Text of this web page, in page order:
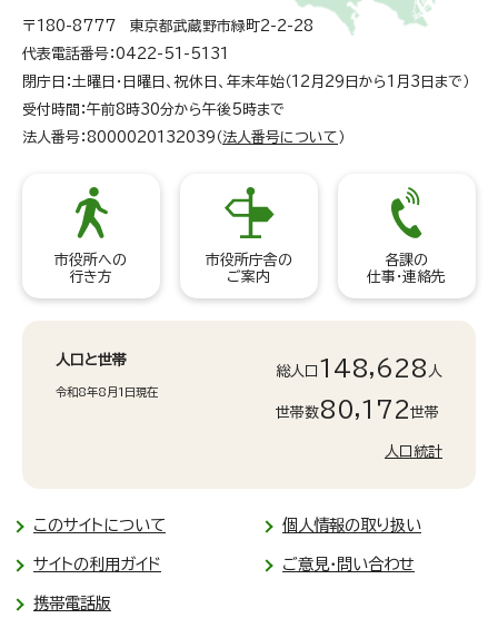
〒180-8777 東京都武蔵野市緑町2-2-28
代表電話番号：0422-51-5131
閉庁日：土曜日・日曜日、祝休日、年末年始（12月29日から1月3日まで）
受付時間：午前8時30分から午後5時まで
法人番号：8000020132039（ 法人番号について ）
市役所への
行き方
市役所庁舎の
ご案内
各課の
仕事・連絡先
人口と世帯
令和8年8月1日現在
総人口 148,628 人
世帯数80,172世帯
人口統計
このサイトについて 個人情報の取り扱い
サイトの利用ガイド ご意見・問い合わせ
携帯電話版